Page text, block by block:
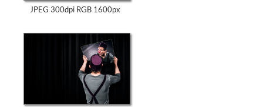
JPEG 300dpi RGB 1600px